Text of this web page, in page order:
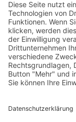
August 2024
Mai 2024
April 2024
März 2024
Februar 2024
Januar 2024